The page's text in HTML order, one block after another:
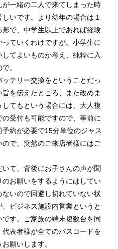
一緒の二人で来てしまった時
いです。より幼年の場合は１
で、中学生以上であれば経験
ていくわけですが。小学生に
てよいものか考え、純粋に入
。
テリー交換をということだっ
を伝えたところ、また改めま
てもという場合には、大人複
受付も可能ですので、事前に
約が必要で15分単位のジャス
ので、突然のご来店者様にはご
て、背後にお子さんの声が聞
お願いをするようにはしてい
いので回避し切れていない状
ビジネス施設内営業というと
す。ご家族の端末複数台を同
表者様が全てのパスコードを
願いします。